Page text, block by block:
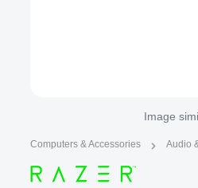
Image
Computers & Accessories Audio